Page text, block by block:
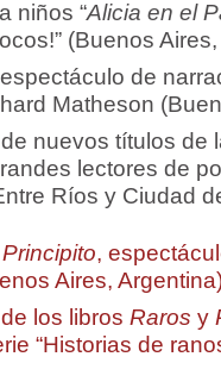
niños “Alicia en el
(Buenos
espectáculo de
Matheson
nuevos títulos de
lectores de
Ríos y Ciudad
,
Aires,
los libros Raros y
“Historias de